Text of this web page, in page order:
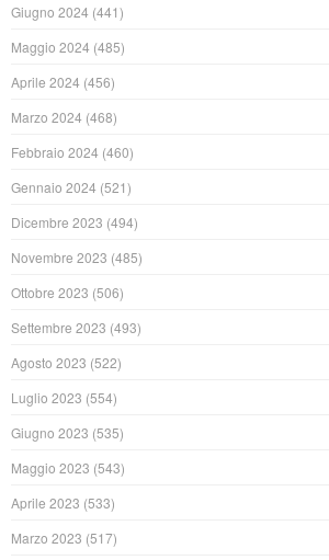
Giugno 2024 (441)
Maggio 2024 (485)
Aprile 2024 (456)
Marzo 2024 (468)
Febbraio 2024 (460)
Gennaio 2024 (521)
Dicembre 2023 (494)
Novembre 2023 (485)
Ottobre 2023 (506)
Settembre 2023 (493)
Agosto 2023 (522)
Luglio 2023 (554)
Giugno 2023 (535)
Maggio 2023 (543)
Aprile 2023 (533)
Marzo 2023 (517)